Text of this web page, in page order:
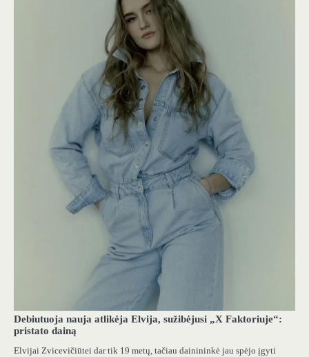
Debiutuoja nauja atlikėja Elvija, sužibėjusi „X Faktoriuje“:
pristato dainą
Elvijai Zvicevičiūtei dar tik 19 metų, tačiau dainininkė jau spėjo įgyti